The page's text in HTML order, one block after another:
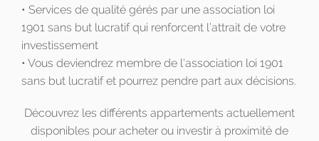
• Services de qualité gérés par une association loi
1901 sans but lucratif qui renforcent l’attrait de votre
investissement
• Vous deviendrez membre de l'association loi 1901
sans but lucratif et pourrez pendre part aux décisions.
Découvrez les différents appartements actuellement
disponibles pour acheter ou investir à proximité de